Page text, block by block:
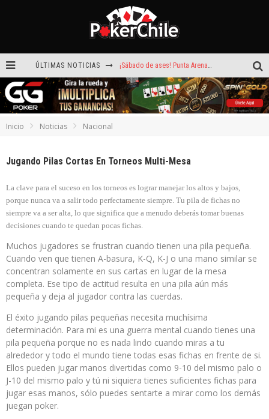
ÚLTIMAS NOTICIAS ¡Sábado de ases! Punta Arenas y Valdivia repartieron más de $3,8 millones
ROAD TO CLSOP Puerto Plata, satélite a Main Event.
Carlos Faúndez aceleró hasta la victoria en el Turbo de Dreams Temuco
La generación dorada de 2011: el año en que Chile conquistó el póker internacional
Inicio Noticias Nacional
Jugando Pilas Cortas En Torneos Multi-Mesa
La clave para el suceso en los torneos es lograr manejar los altos y bajos,
porque nunca va a salir todo perfectamente siempre. Tu pila de fichas no
siempre va a ser alta, lo que significa que a menudo deberás tomar buenas
decisiones cuando te quedan pocas fichas.
Muchos jugadores se frustran cuando tienen una pila pequeña.
Cuando ven que tienen A-basura, K-Q, K-J o una mano similar se
concentran solamente en sus cartas en lugar de la mesa
completa. Ese tipo de actitud resulta en una pila aún más
pequeña y deja al jugador contra las cuerdas.
El éxito jugando pilas pequeñas necesita muchísima
determinación. Para mi es una guerra mental cuando tienes una
pila pequeña porque no es nada lindo cuando miras a tu
alrededor y todo el mundo tiene todas esas fichas en frente de si.
Ellos pueden jugar manos divertidas como 9-10 del mismo palo o
J-10 del mismo palo y tú ni siquiera tienes suficientes fichas para
jugar esas manos, sólo puedes sentarte a mirar como los demás
juegan poker.